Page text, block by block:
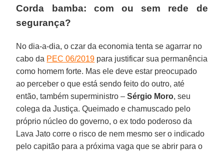
Corda bamba: com ou sem rede de
segurança?
No dia-a-dia, o czar da economia tenta se agarrar no
cabo da PEC 06/2019 para justificar sua permanência
como homem forte. Mas ele deve estar preocupado
ao perceber o que está sendo feito do outro, até
então, também superministro –Sérgio Moro, seu
colega da Justiça. Queimado e chamuscado pelo
próprio núcleo do governo, o ex todo poderoso da
Lava Jato corre o risco de nem mesmo ser o indicado
pelo capitão para a próxima vaga que se abrir para o